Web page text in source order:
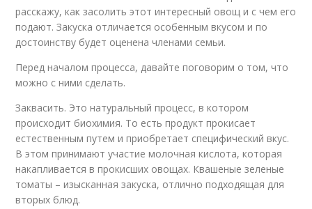
расскажу, как засолить этот интересный овощ и с чем его
подают. Закуска отличается особенным вкусом и по
достоинству будет оценена членами семьи.
Перед началом процесса, давайте поговорим о том, что
можно с ними сделать.
Заквасить. Это натуральный процесс, в котором
происходит биохимия. То есть продукт прокисает
естественным путем и приобретает специфический вкус.
В этом принимают участие молочная кислота, которая
накапливается в прокисших овощах. Квашеные зеленые
томаты – изысканная закуска, отлично подходящая для
вторых блюд.